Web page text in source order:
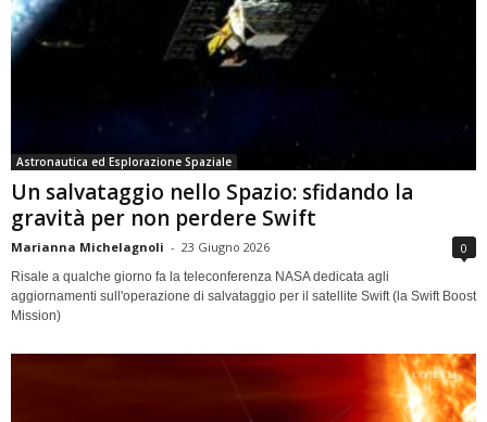
Astronautica ed Esplorazione Spaziale
Un salvataggio nello Spazio: sfidando la
gravità per non perdere Swift
Marianna Michelagnoli - 23 Giugno 2026 0
Risale a qualche giorno fa la teleconferenza NASA dedicata agli
aggiornamenti sull'operazione di salvataggio per il satellite Swift (la Swift Boost
Mission)